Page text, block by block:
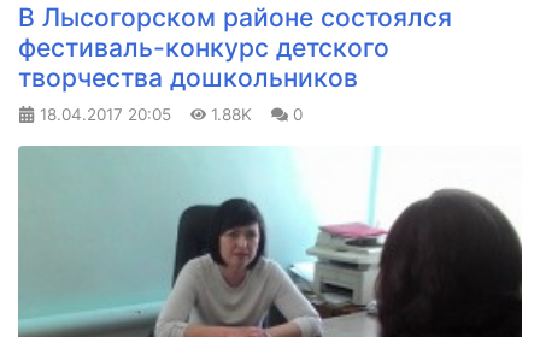
В Лысогорском районе состоялся
фестиваль-конкурс детского
творчества дошкольников
18.04.2017 20:05 1.88K 0